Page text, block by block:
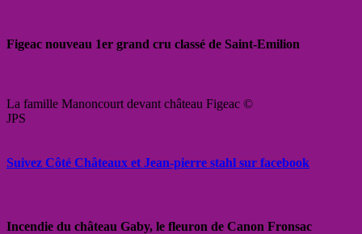
Figeac nouveau 1er grand cru classé de Saint-Emilion
La famille Manoncourt devant château Figeac ©
JPS
Suivez Côté Châteaux et Jean-pierre stahl sur facebook
Incendie du château Gaby, le fleuron de Canon Fronsac